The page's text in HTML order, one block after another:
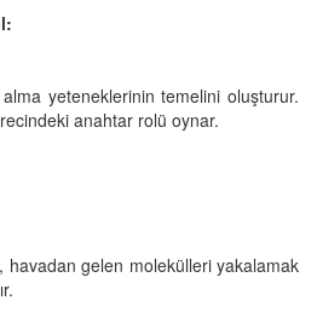
yeteneklerinin temelini oluşturur.
anahtar rolü oynar.
havadan gelen molekülleri yakalamak